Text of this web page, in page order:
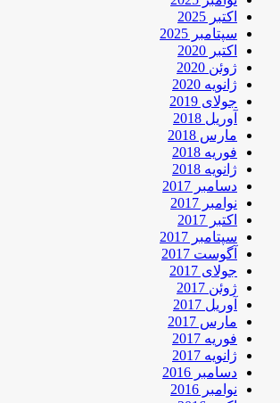
اکتبر 2025
سپتامبر 2025
اکتبر 2020
ژوئن 2020
ژانویه 2020
جولای 2019
آوریل 2018
مارس 2018
فوریه 2018
ژانویه 2018
دسامبر 2017
نوامبر 2017
اکتبر 2017
سپتامبر 2017
آگوست 2017
جولای 2017
ژوئن 2017
آوریل 2017
مارس 2017
فوریه 2017
ژانویه 2017
دسامبر 2016
نوامبر 2016